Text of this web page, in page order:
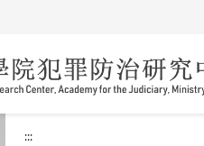
:::